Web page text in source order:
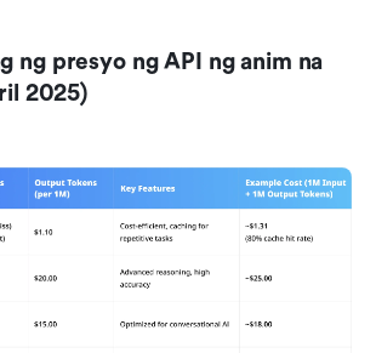
ng presyo ng API ng anim na
2025)